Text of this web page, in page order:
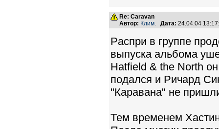
Re: Caravan
Автор: Клим. Дата: 24.04.04
Pаспpи в группе
выпуска альбома
Hatfield & the North
подался и Pичаpд
"Каравана" не
Тем временем